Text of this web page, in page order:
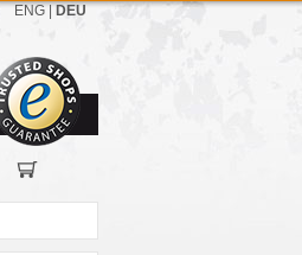
ENG DEU